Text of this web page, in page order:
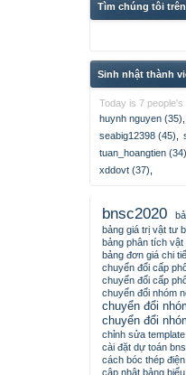
Tìm chúng tôi
Sinh nhật thành
Today is 7 people's
huynh nguyen (35)
seabig12398 (45)
tuan_hoangtien (34)
xddovt (37)
bnsc2020
bảng giá trị vật tư
bảng phân tích vật
bảng đơn giá chi
chuyển đổi cấp
chuyển đổi cấp
chuyển đổi nhóm
chuyển đổi
chuyển đổi
chỉnh sửa
cài đặt dự toán
cách bóc thép
cập nhật bảng